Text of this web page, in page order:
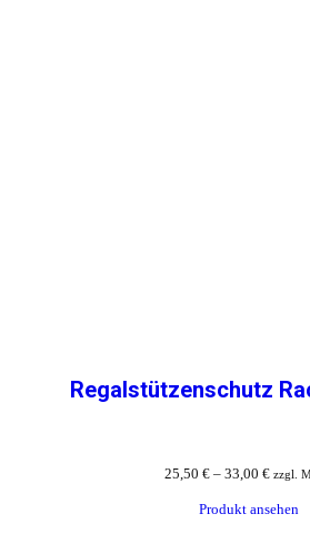
Regalstützenschutz
25,50 €– 33,00 € zzgl.
Produkt ansehen